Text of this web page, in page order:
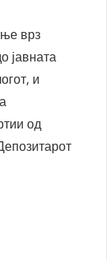
врз
јавната
и
од